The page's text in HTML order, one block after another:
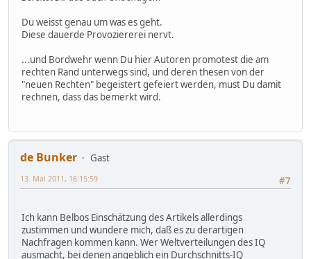
Du weisst genau um was es geht.
Diese dauerde Provoziererei nervt.
...und Bordwehr wenn Du hier Autoren promotest die am
rechten Rand unterwegs sind, und deren thesen von der
"neuen Rechten" begeistert gefeiert werden, must Du damit
rechnen, dass das bemerkt wird.
de Bunker
Gast
#7
13. Mai 2011, 16:15:59
Ich kann Belbos Einschätzung des Artikels allerdings
zustimmen und wundere mich, daß es zu derartigen
Nachfragen kommen kann. Wer Weltverteilungen des IQ
ausmacht, bei denen angeblich ein Durchschnitts-IQ